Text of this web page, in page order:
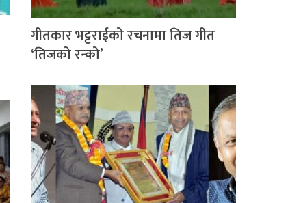
गीतकार भट्टराईको रचनामा तिज गीत
‘तिजको रन्को’